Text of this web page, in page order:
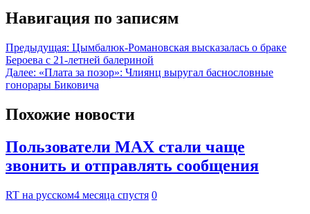
Навигация по записям
Предыдущая: Цымбалюк-Романовская высказалась о браке
Бероева с 21-летней балериной
Далее: «Плата за позор»: Члиянц выругал баснословные
гонорары Биковича
Похожие новости
Пользователи MAX стали чаще
звонить и отправлять сообщения
RT на русском4 месяца спустя 0